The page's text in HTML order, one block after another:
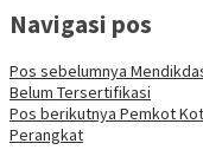
Navigasi pos
Pos sebelumnya
Belum Tersertifikasi
Pos berikutnya Pemkot
Perangkat